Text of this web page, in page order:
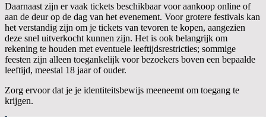
Daarnaast zijn er vaak tickets beschikbaar voor aankoop online of
aan de deur op de dag van het evenement. Voor grotere festivals kan
het verstandig zijn om je tickets van tevoren te kopen, aangezien
deze snel uitverkocht kunnen zijn. Het is ook belangrijk om
rekening te houden met eventuele leeftijdsrestricties; sommige
feesten zijn alleen toegankelijk voor bezoekers boven een bepaalde
leeftijd, meestal 18 jaar of ouder.
Zorg ervoor dat je je identiteitsbewijs meeneemt om toegang te
krijgen.